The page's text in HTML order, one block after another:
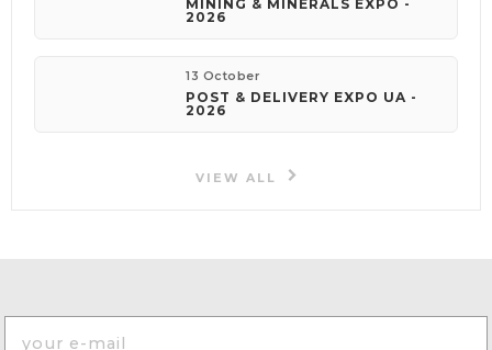
MINING & MINERALS EXPO -
2026
13 October
POST & DELIVERY EXPO UA -
2026
VIEW ALL